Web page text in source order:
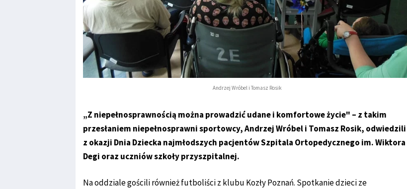
Andrzej Wróbel i Tomasz Rosik
„Z niepełnosprawnością można prowadzić udane i komfortowe życie" – z takim
przesłaniem niepełnosprawni sportowcy, Andrzej Wróbel i Tomasz Rosik, odwiedzili
z okazji Dnia Dziecka najmłodszych pacjentów Szpitala Ortopedycznego im. Wiktora
Degi oraz uczniów szkoły przyszpitalnej.
Na oddziale gościli również futboliści z klubu Kozły Poznań. Spotkanie dzieci ze